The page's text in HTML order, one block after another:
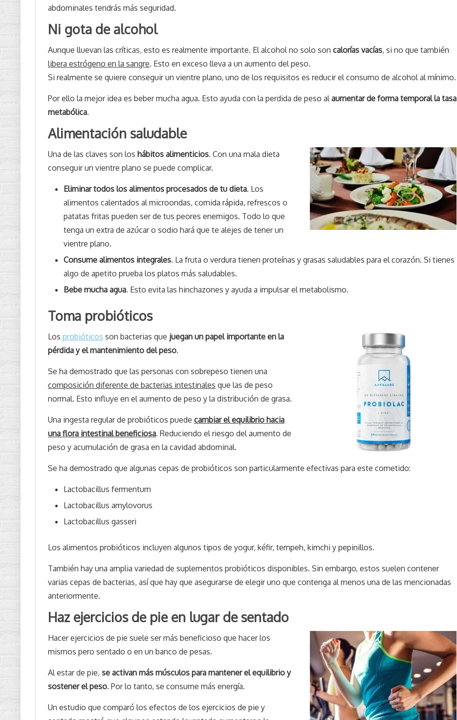
abdominales tendrás más seguridad.
Ni gota de alcohol
Aunque lluevan las críticas, esto es realmente importante. El alcohol no solo son calorías vacías, si no que también
libera estrógeno en la sangre. Esto en exceso lleva a un aumento del peso.
Si realmente se quiere conseguir un vientre plano, uno de los requisitos es reducir el consumo de alcohol al mínimo.
Por ello la mejor idea es beber mucha agua. Esto ayuda con la perdida de peso alaumentar de forma temporal la tasa
metabólica.
Alimentación saludable
Una de las claves son los hábitos alimenticios. Con una mala dieta
conseguir un vientre plano se puede complicar.
Eliminar todos los alimentos procesados de tu dieta. Los
alimentos calentados al microondas, comida rápida, refrescos o
patatas fritas pueden ser de tus peores enemigos. Todo lo que
tenga un extra de azúcar o sodio hará que te alejes de tener un
vientre plano.
Consume alimentos integrales. La fruta o verdura tienen proteínas y grasas saludables para el corazón. Si tienes
algo de apetito prueba los platos más saludables.
Bebe mucha agua. Esto evita las hinchazones y ayuda a impulsar el metabolismo.
Toma probióticos
Los probióticos son bacterias que juegan un papel importante en la
pérdida y el mantenimiento del peso.
Se ha demostrado que las personas con sobrepeso tienen una
composición diferente de bacterias intestinales que las de peso
normal. Esto influye en el aumento de peso y la distribución de grasa.
Una ingesta regular de probióticos puede cambiar el equilibrio hacia
una flora intestinal beneficiosa. Reduciendo el riesgo del aumento de
peso y acumulación de grasa en la cavidad abdominal.
Se ha demostrado que algunas cepas de probióticos son particularmente efectivas para este cometido:
Lactobacillus fermentum
Lactobacillus amylovorus
Lactobacillus gasseri
Los alimentos probióticos incluyen algunos tipos de yogur, kéfir, tempeh, kimchi y pepinillos.
También hay una amplia variedad de suplementos probióticos disponibles. Sin embargo, estos suelen contener
varias cepas de bacterias, así que hay que asegurarse de elegir uno que contenga al menos una de las mencionadas
anteriormente.
Haz ejercicios de pie en lugar de sentado
Hacer ejercicios de pie suele ser más beneficioso que hacer los
mismos pero sentado o en un banco de pesas.
Al estar de pie, se activan más músculos para mantener el equilibrio y
sostener el peso. Por lo tanto, se consume más energía.
Un estudio que comparó los efectos de los ejercicios de pie y